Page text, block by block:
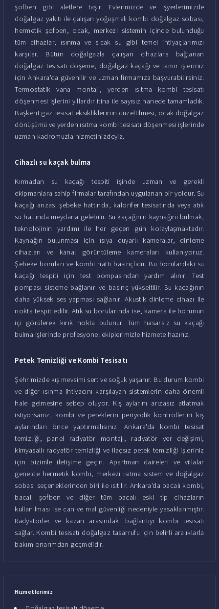
şofben gibi aletlere taşır. Evlerimizde ve işyerlerimizde
doğalgaz yakıtı ile çalışan yoğuşmalı kombi doğalgaz sobası,
hermetik şofben, ocak, merkezi sistemin içinde bulunduğu
tüm cihazlar, ısınma ve sıcak su gibi temel ihtiyaçlarımızı
karşılar. Bütün doğalgazla çalışan cihazlara bağlanan
doğalgaz tesisatı döşeme, doğalgaz kaçağı ve tamir işleriniz
için Ankara'da güvenilir ve uzman firmamıza başvurabilirsiniz.
Termostatik vana montajı, yerden ısıtma kombi tesisatı
döşenmesi işlerini yıllardır itina ile sayısız hanede tamamladık.
Başkent gaz tesisat eksikliklerinin düzeltilmesi, ocak doğalgaz
dönüşümü ve yerden ısıtma kombi tesisatı döşenmesi işlerinde
uzman kadromuzla hizmetinizdeyiz.
Cihazlı su kaçak bulma
Kırmadan su kaçağı tespiti işinde uzman ve gerekli
ekipmanlara sahip firmalar tarafından uygulanan bir yoldur. Su
kaçağı arızası şebeke hattında, kalorifer tesisatında veya atık
su hattında meydana gelebilir. Su kaçağının kaynağını bulmak,
teknolojinin yardımı ile her geçen gün kolaylaşmaktadır.
Kaynağın bulunması için ısıya duyarlı kameralar, dinleme
cihazları ve kanal görüntüleme kameraları kullanıyoruz.
Şebeke boruları ve kombi hattı basınçlıdır. Bu borulardaki su
kaçağı tespiti için test pompasından yardım alınır. Test
pompası sisteme bağlanır ve basınç yükseltilir. Su kaçağının
daha yüksek ses yapması sağlanır. Akustik dinleme cihazı ile
nokta tespit edilir. Atık su borularında ise, kamera ile borunun
içi görülerek kırık nokta bulunur. Tüm hasarsız su kaçağı
bulma işlerinde profesyonel ekiplerimizle hizmete hazırız.
Petek Temizliği ve Kombi Tesisatı
Şehrimizde kış mevsimi sert ve soğuk yaşanır. Bu durum kombi
ve diğer ısınma ihtiyacını karşılayan sistemlerin daha önemli
hale gelmesine sebep oluyor. Kış aylarını arızasız atlatmak
istiyorsanız, kombi ve peteklerin periyodik kontrollerini kış
aylarından önce yaptırmalısınız. Ankara'da kombi tesisat
temizliği, panel radyatör montajı, radyatör yer değişimi,
kimyasallı radyatör temizliği ve ilaçsız petek temizliği işleriniz
için bizimle iletişime geçin. Apartman daireleri ve villalar
genelde hermetik kombi, merkezi ısıtma sistem ve doğalgaz
sobası seçeneklerinden biri ile ısıtılır. Ankara'da bacalı kombi,
bacalı şofben ve diğer tüm bacalı eski tip cihazların
kullanılması ise can ve mal güvenliği nedeniyle yasaklanmıştır.
Radyatörler ve kazan arasındaki bağlantıyı kombi tesisatı
sağlar. Kombi tesisatı doğalgaz tasarrufu için belirli aralıklarla
bakım onarımdan geçmelidir.
Hizmetlerimiz